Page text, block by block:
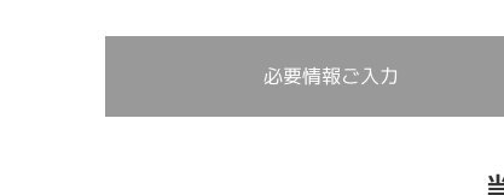
必要情報ご入力